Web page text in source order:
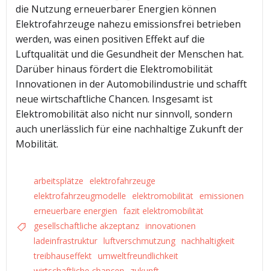
die Nutzung erneuerbarer Energien können
Elektrofahrzeuge nahezu emissionsfrei betrieben
werden, was einen positiven Effekt auf die
Luftqualität und die Gesundheit der Menschen hat.
Darüber hinaus fördert die Elektromobilität
Innovationen in der Automobilindustrie und schafft
neue wirtschaftliche Chancen. Insgesamt ist
Elektromobilität also nicht nur sinnvoll, sondern
auch unerlässlich für eine nachhaltige Zukunft der
Mobilität.
arbeitsplätze
elektrofahrzeuge
elektrofahrzeugmodelle
elektromobilität emissionen
erneuerbare energien fazit elektromobilität
gesellschaftliche akzeptanz innovationen
ladeinfrastruktur luftverschmutzung nachhaltigkeit
treibhauseffekt umweltfreundlichkeit